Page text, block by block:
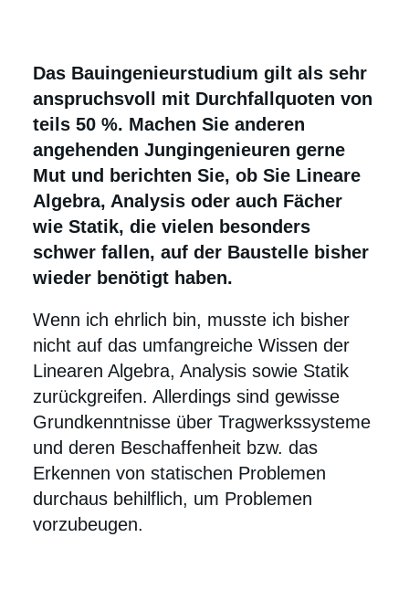
Das Bauingenieurstudium gilt als sehr
anspruchsvoll mit Durchfallquoten von
teils 50 %. Machen Sie anderen
angehenden Jungingenieuren gerne
Mut und berichten Sie, ob Sie Lineare
Algebra, Analysis oder auch Fächer
wie Statik, die vielen besonders
schwer fallen, auf der Baustelle bisher
wieder benötigt haben.
Wenn ich ehrlich bin, musste ich bisher
nicht auf das umfangreiche Wissen der
Linearen Algebra, Analysis sowie Statik
zurückgreifen. Allerdings sind gewisse
Grundkenntnisse über Tragwerkssysteme
und deren Beschaffenheit bzw. das
Erkennen von statischen Problemen
durchaus behilflich, um Problemen
vorzubeugen.